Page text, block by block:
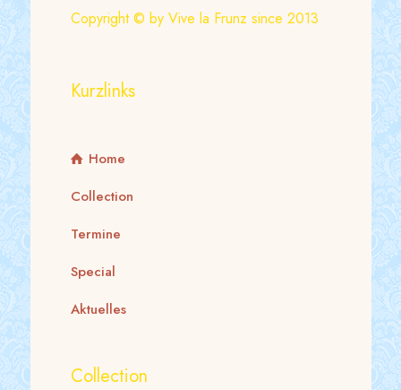
Copyright © by Vive la Frunz since 2013
Kurzlinks
Home
Collection
Termine
Special
Aktuelles
Collection